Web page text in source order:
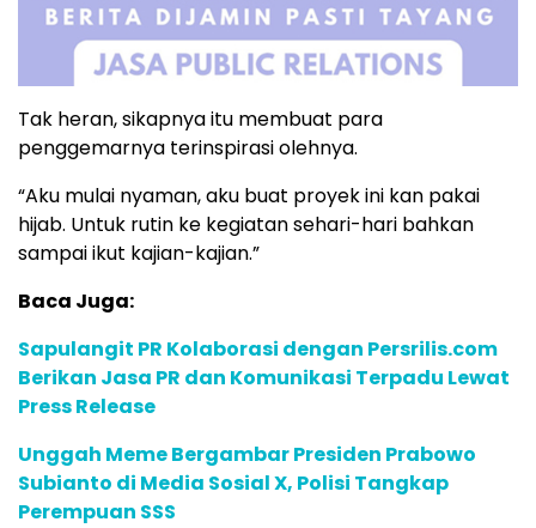
Tak heran, sikapnya itu membuat para
penggemarnya terinspirasi olehnya.
“Aku mulai nyaman, aku buat proyek ini kan pakai
hijab. Untuk rutin ke kegiatan sehari-hari bahkan
sampai ikut kajian-kajian.”
Baca Juga:
Sapulangit PR Kolaborasi dengan Persrilis.com
Berikan Jasa PR dan Komunikasi Terpadu Lewat
Press Release
Unggah Meme Bergambar Presiden Prabowo
Subianto di Media Sosial X, Polisi Tangkap
Perempuan SSS